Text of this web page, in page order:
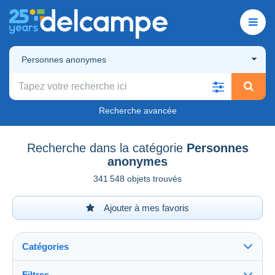
Personnes anonymes
Recherche avancée
Recherche dans la catégorie Personnes
anonymes
341 548 objets trouvés
Ajouter à mes favoris
Catégories